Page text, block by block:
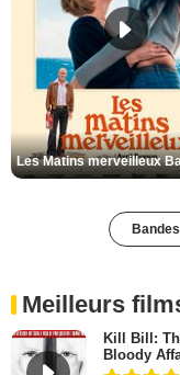
Meilleurs
Kill Bill:
Bloody